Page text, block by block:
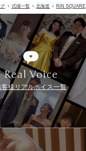
式場一覧 北海道 RiN SQUARE
Real Voice
客様リアルボイス一覧